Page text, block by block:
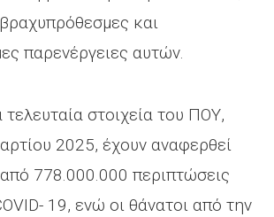
και
παρενέργειες αυτών.
στοιχεία του ΠΟΥ,
2025, έχουν αναφερθεί
778.000.000 περιπτώσεις
19, ενώ οι θάνατοι από την